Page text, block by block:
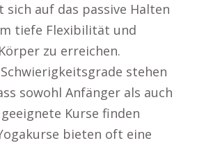
auf das passive Halten
tiefe Flexibilität und
zu erreichen.
stehen
sowohl Anfänger als auch
Kurse finden
bieten oft eine